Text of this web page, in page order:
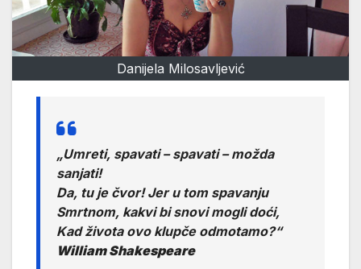
Danijela Milosavljević
„Umreti, spavati – spavati – možda
sanjati!
Da, tu je čvor! Jer u tom spavanju
Smrtnom, kakvi bi snovi mogli doći,
Kad života ovo klupče odmotamo?“
William Shakespeare